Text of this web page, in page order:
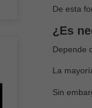
De esta
¿Es
Depende
La
Sin